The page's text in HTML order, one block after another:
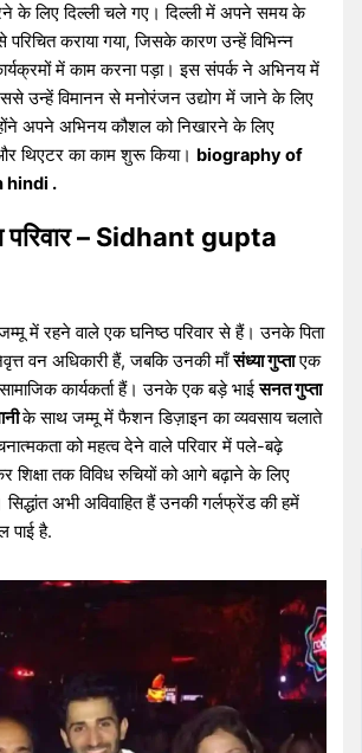
के लिए दिल्ली चले गए। दिल्ली में अपने समय के
परिचित कराया गया, जिसके कारण उन्हें विभिन्न
में काम करना पड़ा। इस संपर्क ने अभिनय में
उन्हें विमानन से मनोरंजन उद्योग में जाने के लिए
अपने अभिनय कौशल को निखारने के लिए
थिएटर का काम शुरू किया। biography of
hindi .
परिवार – Sidhant gupta
जम्मू में रहने वाले एक घनिष्ठ परिवार से हैं। उनके पिता
वन अधिकारी हैं, जबकि उनकी माँसंध्या गुप्ताएक
कार्यकर्ता हैं। उनके एक बड़े भाईसनत गुप्ता
के साथ जम्मू में फैशन डिज़ाइन का व्यवसाय चलाते
को महत्व देने वाले परिवार में पले-बढ़े
शिक्षा तक विविध रुचियों को आगे बढ़ाने के लिए
सिद्धांत अभी अविवाहित हैं उनकी गर्लफ्रेंड की हमें
पाई है.